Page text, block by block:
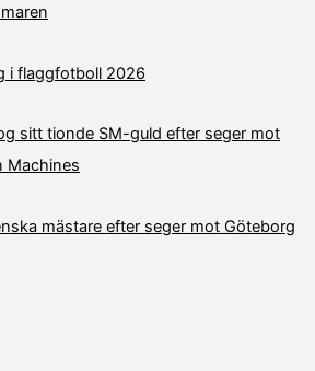
i flaggfotboll 2026
sitt tionde SM-guld efter seger mot
Machines
mästare efter seger mot Göteborg